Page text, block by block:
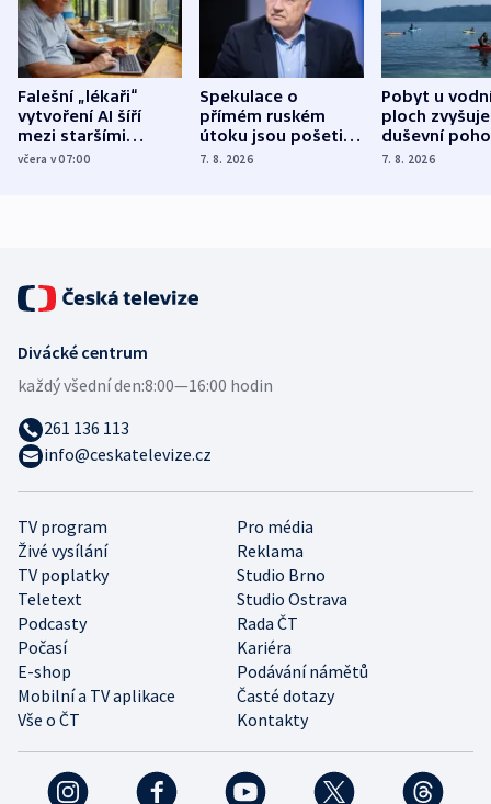
Falešní „lékaři“
vytvoření AI šíří
mezi staršími
Poláky nebezpečné
včera v 07:00
Spekulace o
přímém ruském
útoku jsou pošetilé,
míní estonský
7. 8. 2026
Pobyt u
ploch zvyšuje
duševní
ukázala
7. 8. 2026
TV program
Pro média
Živé vysílání
Reklama
TV poplatky
Studio Brno
Teletext
Studio Ostrava
Podcasty
Rada ČT
Počasí
Kariéra
E-shop
Podávání námětů
Mobilní a TV aplikace
Časté dotazy
Vše o ČT
Kontakty
Divácké centrum
každý všední den:8:00—16:00 hodin
261 136 113
info@ceskatelevize.cz